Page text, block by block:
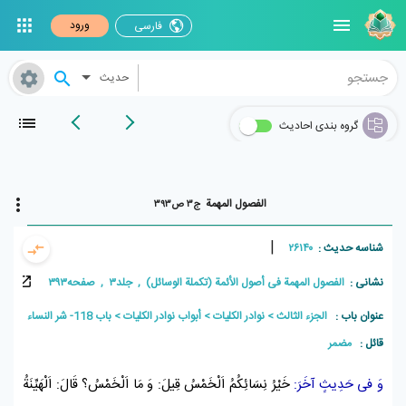
فارسی ورود
حدیث
گروه بندی احادیث
الفصول المهمة ج۳ ص۳۹۳
شناسه حدیث : ۲۶۱۴۰ |
نشانی : الفصول المهمة فی أصول الأئمة (تکملة الوسائل) , جلد۳ , صفحه۳۹۳
عنوان باب : الجزء الثالث نوادر الكليات أبواب نوادر الكليات
باب 118- شر النساء
قائل : مضمر
وَ فى حَدِيثٍ آخَرَ: خَيْرُ نِسَائِكُمُ اَلْخَمْسُ قِيلَ: وَ مَا اَلْخَمْسُ؟ قَالَ: اَلْهَيِّنَةُ